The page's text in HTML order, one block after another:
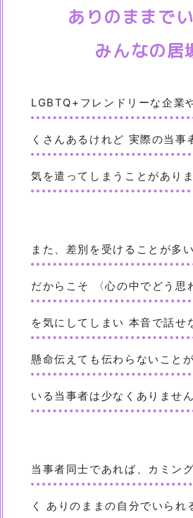
ありのままで
みんなの居
LGBTQ+フレンドリーな企業
くさんあるけれど 実際の当事
気を遣ってしまうことがありま
また、差別を受けることが多
だからこそ 〈心の中でどう思
を気にしてしまい 本音で話せ
懸命伝えても伝わらないことが
いる当事者は少なくありません
当事者同士であれば、カミン
く ありのままの自分でいられ